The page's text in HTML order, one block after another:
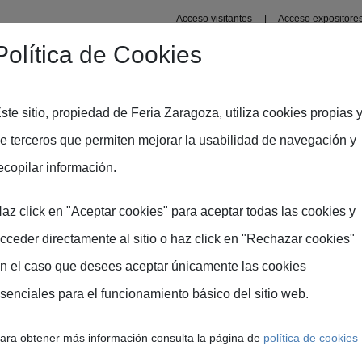
Acceso visitantes Acceso
y
de Cookies
sitio, propiedad de Feria Zaragoza, utiliza cookies propias y
terceros que permiten mejorar la usabilidad de navegación y
información.
click en "Aceptar cookies" para aceptar todas las cookies y
directamente al sitio o haz click en "Rechazar cookies"
el caso que desees aceptar únicamente las cookies
para el funcionamiento básico del sitio web.
obtener más información consulta la página de política de cookies